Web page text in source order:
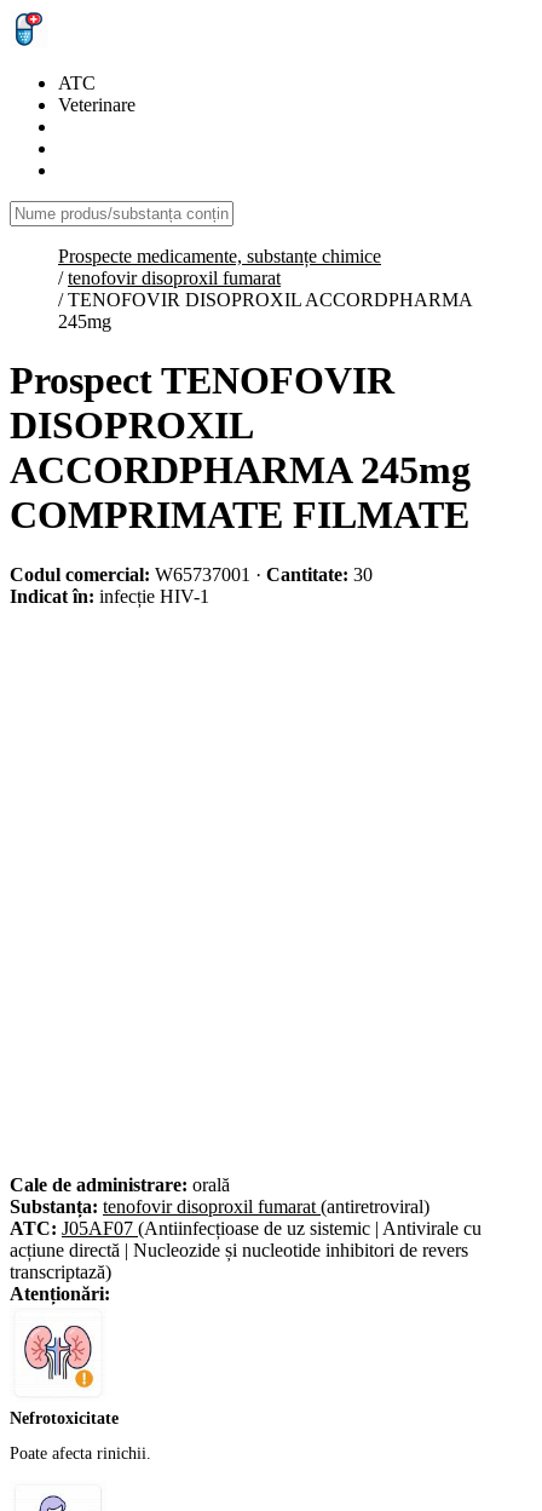
ATC
Veterinare
Prospecte medicamente, substanțe chimice
/ tenofovir disoproxil fumarat
/ TENOFOVIR DISOPROXIL ACCORDPHARMA
245mg
Prospect TENOFOVIR
DISOPROXIL
ACCORDPHARMA 245mg
COMPRIMATE FILMATE
Codul comercial: W65737001 · Cantitate: 30
Indicat în: infecție HIV-1
Cale de administrare: orală
Substanța: tenofovir disoproxil fumarat (antiretroviral)
ATC: J05AF07 (Antiinfecțioase de uz sistemic | Antivirale cu
acțiune directă | Nucleozide și nucleotide inhibitori de revers
transcriptază)
Atenționări:
Nefrotoxicitate
Poate afecta rinichii.